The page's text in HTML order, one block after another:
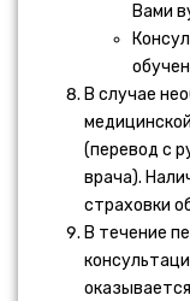
Вами
В случае
(перевод с
врача).
страховки
В течение
оказывается